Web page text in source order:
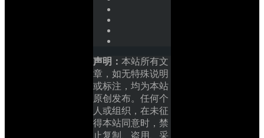
声明： 本站所有文
章，如无特殊说明
或标注，均为本站
原创发布。任何个
人或组织，在未征
得本站同意时，禁
止复制、盗用、采